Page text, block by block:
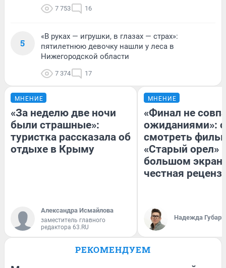
7 753 16
5
«В руках — игрушки, в глазах — страх»:
пятилетнюю девочку нашли у леса в
Нижегородской области
7 374 17
МНЕНИЕ
«За неделю две ночи
были страшные»:
туристка рассказала об
отдыхе в Крыму
Александра Исмайлова
заместитель главного
редактора 63.RU
МНЕНИЕ
«Финал не
ожиданиями»:
смотреть
«Старый орел»
большом
честная
Надежда Губарь
РЕКОМЕНДУЕМ